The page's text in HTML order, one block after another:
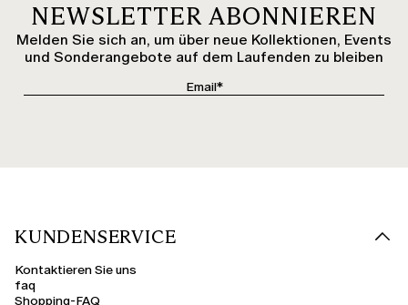
NEWSLETTER ABONNIEREN
Melden Sie sich an, um über neue Kollektionen, Events
und Sonderangebote auf dem Laufenden zu bleiben
KUNDENSERVICE
Kontaktieren Sie uns
faq
Shopping-FAQ